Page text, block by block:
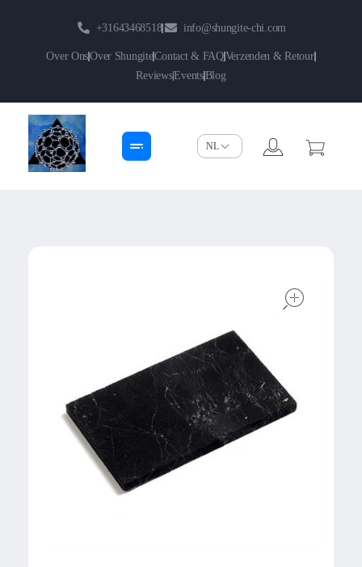
+31643468518 info@shungite-chi.com
Over OnsOver ShungiteContact & FAQVerzenden & Retour
ReviewsEventsBlog